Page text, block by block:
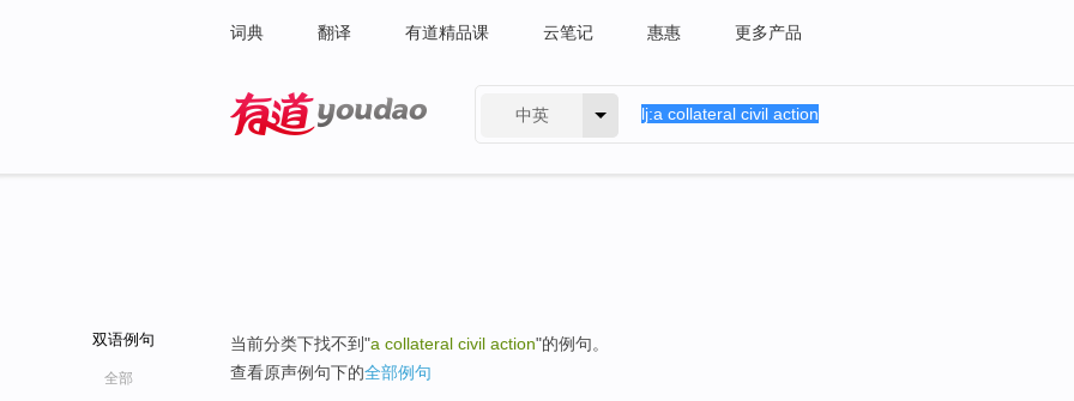
词典 翻译 有道精品课 云笔记 惠惠 更多产品
中英
双语例句
全部
当前分类下找不到"a collateral civil action"的例句。
查看原声例句下的全部例句